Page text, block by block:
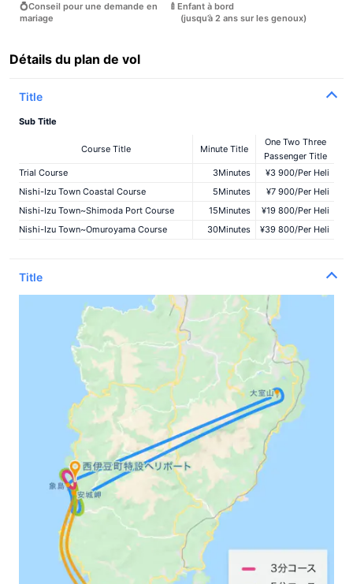
💍Conseil pour une demande en
mariage
🍼Enfant à bord
(jusqu’à 2 ans sur les genoux)
Détails du plan de vol
Title
Sub Title
Course Title Minute Title
One Two Three
Passenger Title
Trial Course
3Minutes ¥3 900/Per Heli
Nishi-Izu Town Coastal Course
5Minutes ¥7 900/Per Heli
Nishi-Izu Town~Shimoda Port Course
15Minutes ¥19 800/Per Heli
Nishi-Izu Town~Omuroyama Course
30Minutes ¥39 800/Per Heli
Title